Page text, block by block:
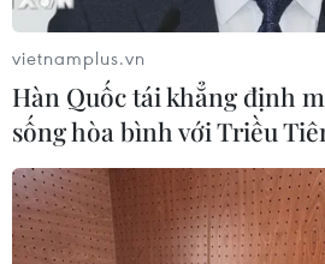
vietnamplus.vn
Hàn Quốc tái khẳng định
sống hòa bình với Triều